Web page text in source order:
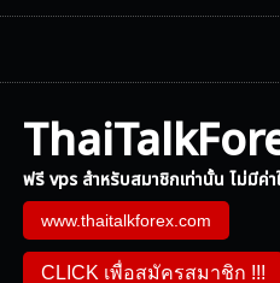
ฟรี vps สำหรับสมาชิกเท่านั้น ไม่มีค่า
www.thaitalkforex.com
CLICK เพื่อสมัครสมาชิก !!!